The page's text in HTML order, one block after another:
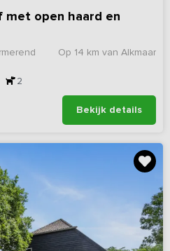
met open haard en
Op 14 km van Alkmaar
2
Bekijk details